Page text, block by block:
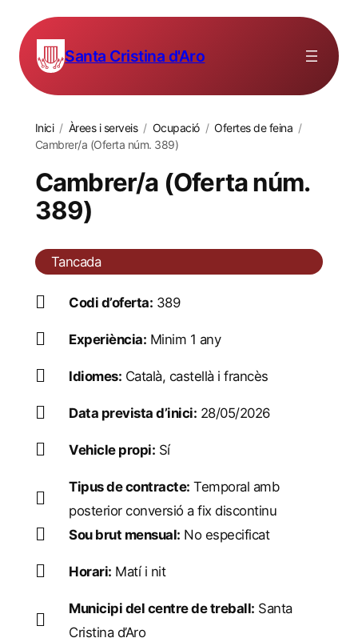
Santa Cristina d'Aro
Inici / Àrees i serveis / Ocupació / Ofertes de feina /
Cambrer/a (Oferta núm. 389)
Cambrer/a (Oferta núm.
389)
Tancada
Codi d’oferta: 389
Experiència: Minim 1 any
Idiomes: Català, castellà i francès
Data prevista d’inici: 28/05/2026
Vehicle propi: Sí
Tipus de contracte: Temporal amb
posterior conversió a fix discontinu
Sou brut mensual: No especificat
Horari: Matí i nit
Municipi del centre de treball: Santa
Cristina d’Aro